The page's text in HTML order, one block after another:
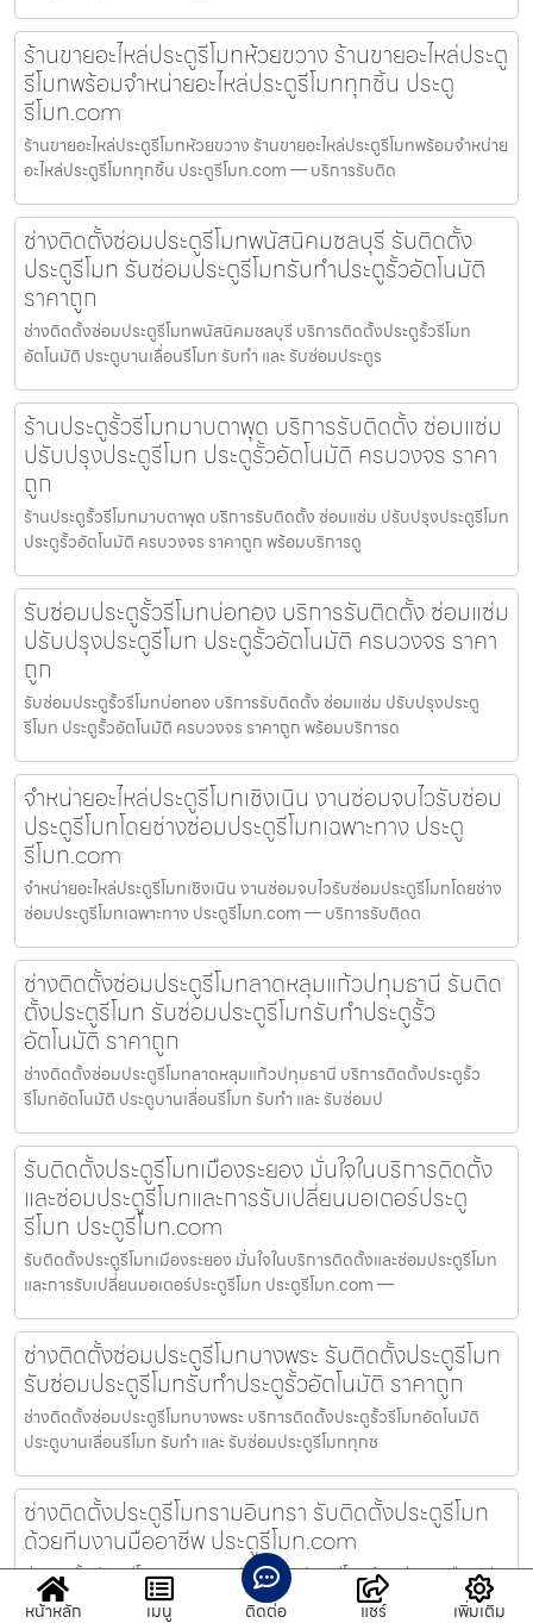
ร้านขายอะไหล่ประตูรีโมทห้วยขวาง ร้านขายอะไหล่ประตู
รีโมทพร้อมจำหน่ายอะไหล่ประตูรีโมททุกชิ้น ประตู
รีโมท.com
ร้านขายอะไหล่ประตูรีโมทห้วยขวาง ร้านขายอะไหล่ประตูรีโมทพร้อมจำหน่าย
อะไหล่ประตูรีโมททุกชิ้น ประตูรีโมท.com — บริการรับติด
ช่างติดตั้งซ่อมประตูรีโมทพนัสนิคมชลบุรี รับติดตั้ง
ประตูรีโมท รับซ่อมประตูรีโมทรับทำประตูรั้วอัตโนมัติ
ราคาถูก
ช่างติดตั้งซ่อมประตูรีโมทพนัสนิคมชลบุรี บริการติดตั้งประตูรั้วรีโมท
อัตโนมัติ ประตูบานเลื่อนรีโมท รับทำ และ รับซ่อมประตูร
ร้านประตูรั้วรีโมทมาบตาพุด บริการรับติดตั้ง ซ่อมแซ่ม
ปรับปรุงประตูรีโมท ประตูรั้วอัตโนมัติ ครบวงจร ราคา
ถูก
ร้านประตูรั้วรีโมทมาบตาพุด บริการรับติดตั้ง ซ่อมแซ่ม ปรับปรุงประตูรีโมท
ประตูรั้วอัตโนมัติ ครบวงจร ราคาถูก พร้อมบริการดู
รับซ่อมประตูรั้วรีโมทบ่อทอง บริการรับติดตั้ง ซ่อมแซ่ม
ปรับปรุงประตูรีโมท ประตูรั้วอัตโนมัติ ครบวงจร ราคา
ถูก
รับซ่อมประตูรั้วรีโมทบ่อทอง บริการรับติดตั้ง ซ่อมแซ่ม ปรับปรุงประตู
รีโมท ประตูรั้วอัตโนมัติ ครบวงจร ราคาถูก พร้อมบริการด
จำหน่ายอะไหล่ประตูรีโมทเชิงเนิน งานซ่อมจบไวรับซ่อม
ประตูรีโมทโดยช่างซ่อมประตูรีโมทเฉพาะทาง ประตู
รีโมท.com
จำหน่ายอะไหล่ประตูรีโมทเชิงเนิน งานซ่อมจบไวรับซ่อมประตูรีโมทโดยช่าง
ซ่อมประตูรีโมทเฉพาะทาง ประตูรีโมท.com — บริการรับติดต
ช่างติดตั้งซ่อมประตูรีโมทลาดหลุมแก้วปทุมธานี รับติด
ตั้งประตูรีโมท รับซ่อมประตูรีโมทรับทำประตูรั้ว
อัตโนมัติ ราคาถูก
ช่างติดตั้งซ่อมประตูรีโมทลาดหลุมแก้วปทุมธานี บริการติดตั้งประตูรั้ว
รีโมทอัตโนมัติ ประตูบานเลื่อนรีโมท รับทำ และ รับซ่อมป
รับติดตั้งประตูรีโมทเมืองระยอง มั่นใจในบริการติดตั้ง
และซ่อมประตูรีโมทและการรับเปลี่ยนมอเตอร์ประตู
รีโมท ประตูรีโมท.com
รับติดตั้งประตูรีโมทเมืองระยอง มั่นใจในบริการติดตั้งและซ่อมประตูรีโมท
และการรับเปลี่ยนมอเตอร์ประตูรีโมท ประตูรีโมท.com —
ช่างติดตั้งซ่อมประตูรีโมทบางพระ รับติดตั้งประตูรีโมท
รับซ่อมประตูรีโมทรับทำประตูรั้วอัตโนมัติ ราคาถูก
ช่างติดตั้งซ่อมประตูรีโมทบางพระ บริการติดตั้งประตูรั้วรีโมทอัตโนมัติ
ประตูบานเลื่อนรีโมท รับทำ และ รับซ่อมประตูรีโมททุกช
ช่างติดตั้งประตูรีโมทรามอินทรา รับติดตั้งประตูรีโมท
ด้วยทีมงานมืออาชีพ ประตูรีโมท.com
ช่างติดตั้งประตูรีโมทรามอินทรา รับติดตั้งประตูรีโมทด้วยทีมงานมืออาชีพ
ประตูรีโมท.com — บริการรับติดตั้ง ซ่อมแซ่ม ปรับปรุ
หน้าหลัก เมนู ติดต่อ แชร์ เพิ่มเติม